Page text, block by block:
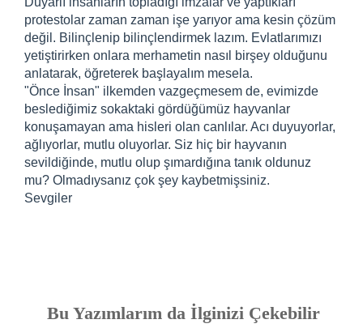
protestolar zaman zaman işe yarıyor ama kesin çözüm
değil. Bilinçlenip bilinçlendirmek lazım. Evlatlarımızı
yetiştirirken onlara merhametin nasıl birşey olduğunu
anlatarak, öğreterek başlayalım mesela.
"Önce İnsan" ilkemden vazgeçmesem de, evimizde
beslediğimiz sokaktaki gördüğümüz hayvanlar
konuşamayan ama hisleri olan canlılar. Acı duyuyorlar,
ağlıyorlar, mutlu oluyorlar. Siz hiç bir hayvanın
sevildiğinde, mutlu olup şımardığına tanık oldunuz
mu? Olmadıysanız çok şey kaybetmişsiniz.
Sevgiler
Bu Yazımlarım da İlginizi Çekebilir